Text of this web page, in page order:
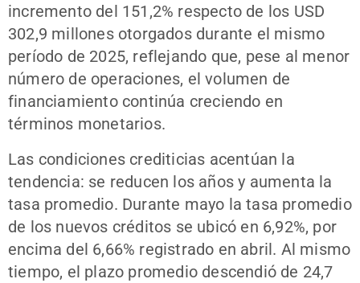
incremento del 151,2% respecto de los USD
302,9 millones otorgados durante el mismo
período de 2025, reflejando que, pese al menor
número de operaciones, el volumen de
financiamiento continúa creciendo en
términos monetarios.
Las condiciones crediticias acentúan la
tendencia: se reducen los años y aumenta la
tasa promedio. Durante mayo la tasa promedio
de los nuevos créditos se ubicó en 6,92%, por
encima del 6,66% registrado en abril. Al mismo
tiempo, el plazo promedio descendió de 24,7